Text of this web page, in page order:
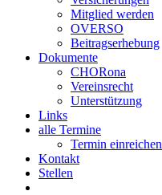
Mitglied werden
OVERSO
Beitragserhebung
Dokumente
CHORona
Vereinsrecht
Unterstützung
Links
alle Termine
Termin einreichen
Kontakt
Stellen